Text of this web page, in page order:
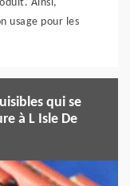
Ainsi,
usage pour les
qui se
à L Isle De